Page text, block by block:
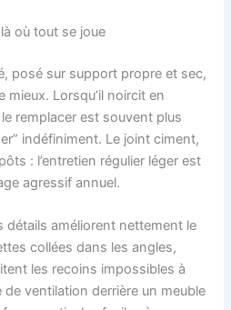
où tout se joue
posé sur support propre et sec,
Lorsqu’il noircit en
remplacer est souvent plus
indéfiniment. Le joint ciment,
: l’entretien régulier léger est
agressif annuel.
améliorent nettement le
collées dans les angles,
les recoins impossibles à
ventilation derrière un meuble